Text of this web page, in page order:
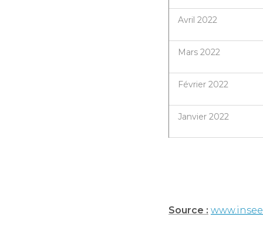
Avril 2022
Mars 2022
Février 2022
Janvier 2022
Source :